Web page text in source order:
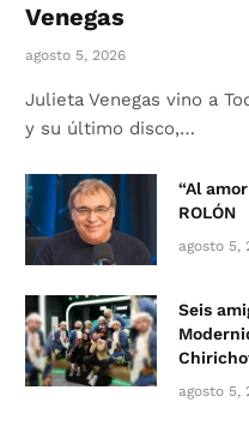
Venegas
agosto 5, 2026
Julieta Venegas vino a
y su último disco,…
“Al
ROLÓN
agosto 5,
Seis
agosto 5,